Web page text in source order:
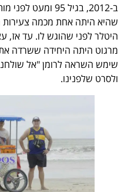
ב-2012, בגיל 95
שהיא היתה אחת מכמה צעירות
היטלר לפני שהוגש לו. עד אז,
מרגוט היתה היחידה ששרדה
שימש השראה לרומן "אל
ולסרט שלפנינו.